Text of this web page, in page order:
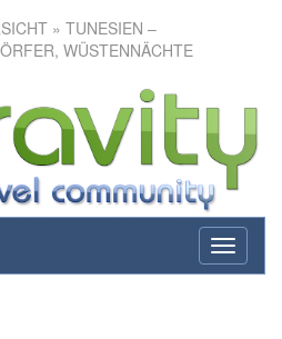
» TUNESIEN –
WÜSTENNÄCHTE
toggle
Römerstädte,
Wüstennächte